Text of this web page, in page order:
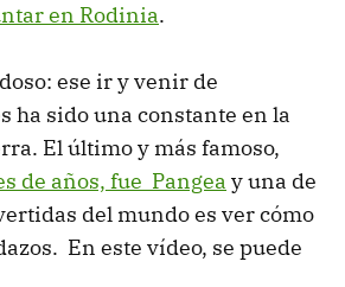
en Rodinia.
ese ir y venir de
ha sido una constante en la
El último y más famoso,
de años, fue Pangea y una de
del mundo es ver cómo
En este vídeo, se puede